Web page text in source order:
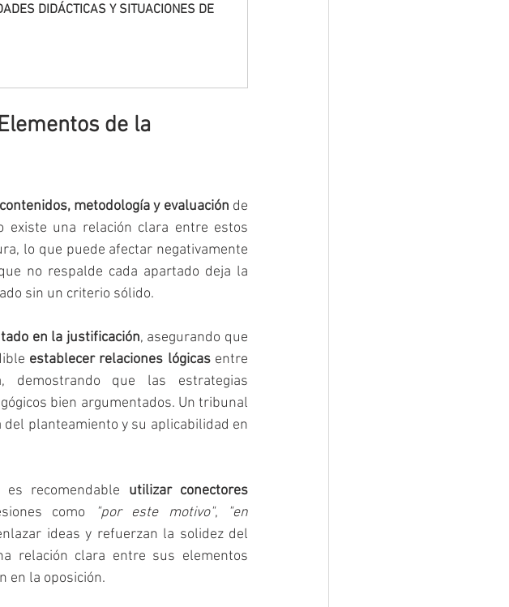
DIDÁCTICAS Y SITUACIONES DE
de la
metodología y evaluación de
existe una relación clara entre estos
lo que puede afectar negativamente
no respalde cada apartado deja la
sin un criterio sólido.
en la justificación, asegurando que
establecer relaciones lógicas entre
demostrando que las estrategias
bien argumentados. Un tribunal
planteamiento y su aplicabilidad en
recomendable utilizar conectores
como "por este motivo",
"en
ideas y refuerzan la solidez del
relación clara entre sus elementos
en la oposición.